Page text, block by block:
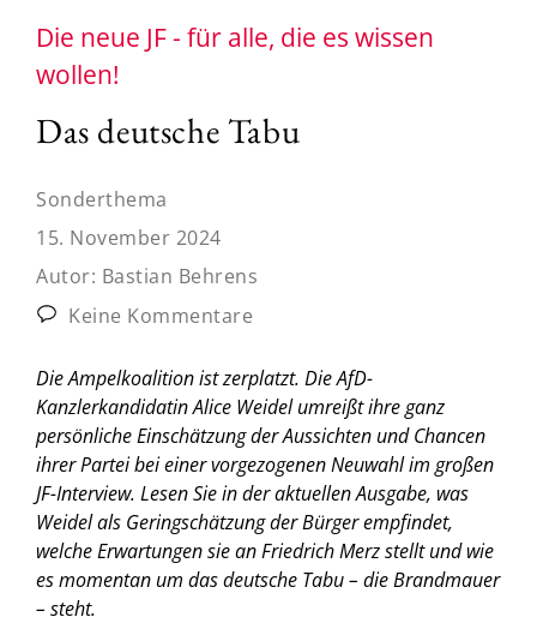
Die neue JF - für alle, die es wissen
wollen!
Das deutsche Tabu
Sonderthema
15. November 2024
Autor: Bastian Behrens
Keine Kommentare
Die Ampelkoalition ist zerplatzt. Die AfD-
Kanzlerkandidatin Alice Weidel umreißt ihre ganz
persönliche Einschätzung der Aussichten und Chancen
ihrer Partei bei einer vorgezogenen Neuwahl im großen
JF-Interview. Lesen Sie in der aktuellen Ausgabe, was
Weidel als Geringschätzung der Bürger empfindet,
welche Erwartungen sie an Friedrich Merz stellt und wie
es momentan um das deutsche Tabu – die Brandmauer
– steht.